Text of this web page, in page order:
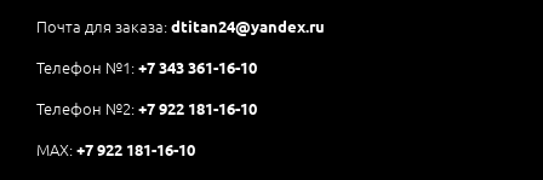
Почта для заказа:dtitan24@yandex.ru
Телефон №1:+7 343 361-16-10
Телефон №2:+7 922 181-16-10
MAX:+7 922 181-16-10